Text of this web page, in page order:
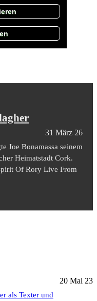
31 März 26
Joe Bonamassa seinem
Heimatstadt Cork.
Of Rory Live From
20 Mai 23
als Texter und